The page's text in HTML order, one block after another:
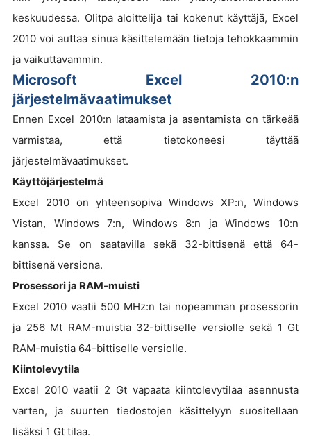
keskuudessa. Olitpa aloittelija tai kokenut käyttäjä, Excel
2010 voi auttaa sinua käsittelemään tietoja tehokkaammin
ja vaikuttavammin.
Microsoft Excel 2010:n
järjestelmävaatimukset
Ennen Excel 2010:n lataamista ja asentamista on tärkeää
varmistaa, että tietokoneesi täyttää
järjestelmävaatimukset.
Käyttöjärjestelmä
Excel 2010 on yhteensopiva Windows XP:n, Windows
Vistan, Windows 7:n, Windows 8:n ja Windows 10:n
kanssa. Se on saatavilla sekä 32-bittisenä että 64-
bittisenä versiona.
Prosessori ja RAM-muisti
Excel 2010 vaatii 500 MHz:n tai nopeamman prosessorin
ja 256 Mt RAM-muistia 32-bittiselle versiolle sekä 1 Gt
RAM-muistia 64-bittiselle versiolle.
Kiintolevytila
Excel 2010 vaatii 2 Gt vapaata kiintolevytilaa asennusta
varten, ja suurten tiedostojen käsittelyyn suositellaan
lisäksi 1 Gt tilaa.